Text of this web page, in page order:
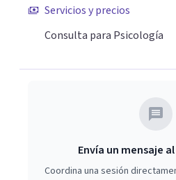
Servicios y precios
Consulta para Psicología
Envía un mensaje
Coordina una sesión